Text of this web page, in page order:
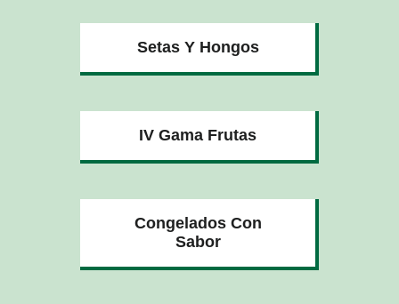
Setas Y Hongos
IV Gama Frutas
Congelados Con
Sabor